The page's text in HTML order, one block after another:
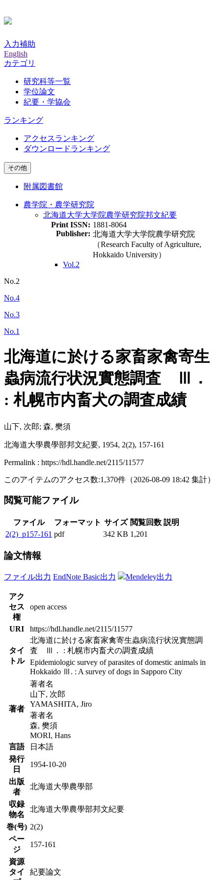
入力補助
English
カテゴリ
研究科等一覧
学位論文
紀要・学協会
ランキング
アクセスランキング
ダウンロードランキング
その他
附属図書館
農学院・農学研究院
北海道大学大学院農学研究院邦文紀要
Print ISSN: 1881-8064
Publisher: 北海道大学大学院農学研究院
（Research Faculty of Agriculture,
Hokkaido University）
Vol.2
No.2
No.4
No.3
No.1
北海道に於ける家畜家禽寄生
蟲病流行状況實態調査 Ⅲ．
: 札幌市内畜犬の調査成績
山下, 次郎; 森, 樊須
北海道大學農學部邦文紀要, 1954, 2(2), 157-161
Permalink : https://hdl.handle.net/2115/11577
このアイテムのアクセス数:1,370件 （2026-08-09 18:42 集計）
閲覧可能ファイル
ファイル フォーマット サイズ 閲覧回数 説明
2(2)_p157-161 pdf 342 KB 1,201
論文情報
ファイル出力 EndNote Basic出力 Mendeley出力
アク
セス
権
open access
URI https://hdl.handle.net/2115/11577
タイ
トル
北海道に於ける家畜家禽寄生蟲病流行状況實態調
査 Ⅲ． : 札幌市内畜犬の調査成績
Epidemiologic survey of parasites of domestic animals in
Hokkaido Ⅲ. : A survey of dogs in Sapporo City
著者
著者名
山下, 次郎
YAMASHITA, Jiro
著者名
森, 樊須
MORI, Hans
言語
日本語
発行
日
1954-10-20
出版
者
北海道大學農學部
収録
物名
北海道大學農學部邦文紀要
巻(号) 2(2)
ペー
ジ
157-161
資源
タイ
紀要論文